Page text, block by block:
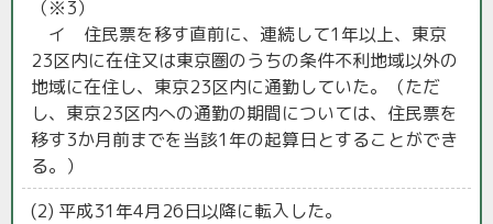
（※3）
イ 住民票を移す直前に、連続して1年以上、東京
23区内に在住又は東京圏のうちの条件不利地域以外の
地域に在住し、東京23区内に通勤していた。（ただ
し、東京23区内への通勤の期間については、住民票を
移す3か月前までを当該1年の起算日とすることができ
る。）
(2) 平成31年4月26日以降に転入した。